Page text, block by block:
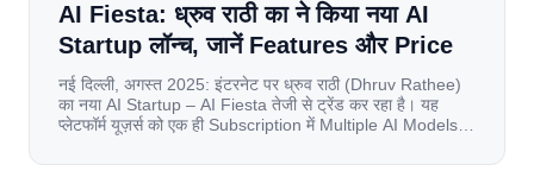
AI Fiesta: ध्रुव राठी का ने किया नया AI
Startup लॉन्च, जानें Features और Price
नई दिल्ली, अगस्त 2025: इंटरनेट पर ध्रुव राठी (Dhruv Rathee)
का नया AI Startup – AI Fiesta तेजी से ट्रेंड कर रहा है। यह
प्लेटफॉर्म यूज़र्स को एक ही Subscription में Multiple AI Models
यूज़र्स का जबरदस्त रिस्पॉन्स लॉन्च के तुरंत […]